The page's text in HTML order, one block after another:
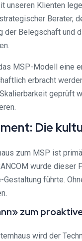
unseren Klienten
Berater,
der Belegschaft und
MSP-Modell eine
erbracht
geprüft
Die
zum MSP ist
wurde
führte.
zum
wird der